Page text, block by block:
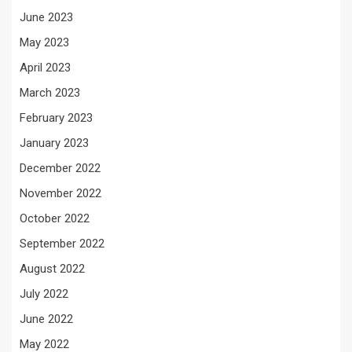
June 2023
May 2023
April 2023
March 2023
February 2023
January 2023
December 2022
November 2022
October 2022
September 2022
August 2022
July 2022
June 2022
May 2022